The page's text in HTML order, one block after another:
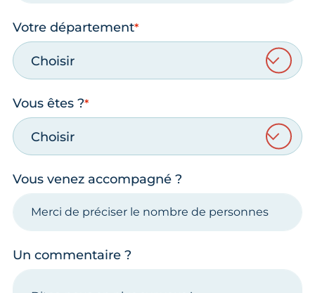
Votre département
Choisir
Vous êtes ?
Choisir
Vous venez accompagné ?
Un commentaire ?